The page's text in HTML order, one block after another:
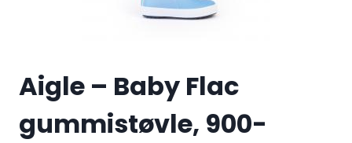
Aigle – Baby Flac
gummistøvle, 900-